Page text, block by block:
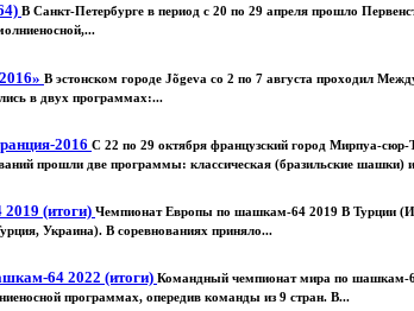
В Санкт-Петербурге в период с 20 по 29 апреля прошло
В эстонском городе Jõgeva со 2 по 7 августа проходил
в двух программах:...
2016 С 22 по 29 октября французский город Мирпуа-
прошли две программы: классическая (бразильские шашки)
(итоги) Чемпионат Европы по шашкам-64 2019 В Турции
Украина). В соревнованиях приняло...
64 2022 (итоги) Командный чемпионат мира по шашкам-
программах, опередив команды из 9 стран. В...